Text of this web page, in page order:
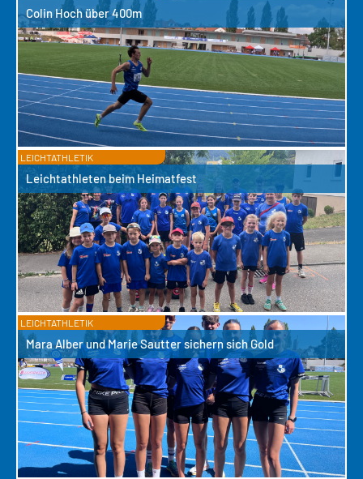
Colin Hoch über 400m
LEICHTATHLETIK
Leichtathleten beim Heimatfest
LEICHTATHLETIK
Mara Alber und Marie Sautter sichern sich Gold